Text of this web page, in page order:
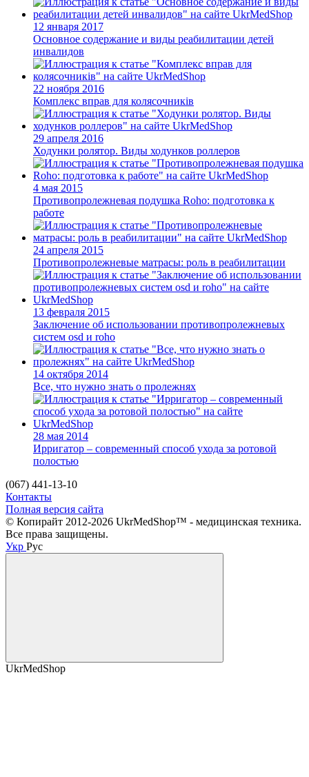
12 января 2017
Основное содержание и виды реабилитации детей
инвалидов
22 ноября 2016
Комплекс вправ для колясочників
29 апреля 2016
Ходунки ролятор. Виды ходунков роллеров
4 мая 2015
Противопролежневая подушка Roho: подготовка к
работе
24 апреля 2015
Противопролежневые матрасы: роль в реабилитации
13 февраля 2015
Заключение об использовании противопролежневых
систем osd и roho
14 октября 2014
Все, что нужно знать о пролежнях
28 мая 2014
Ирригатор – современный способ ухода за ротовой
полостью
(067) 441-13-10
Контакты
Полная версия сайта
© Копирайт 2012-2026 UkrMedShop™ - медицинская техника.
Все права защищены.
Укр Рус
UkrMedShop